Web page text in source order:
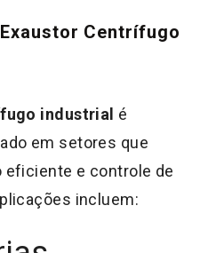
Centrífugo
industrial é
em setores que
eficiente e controle de
incluem: